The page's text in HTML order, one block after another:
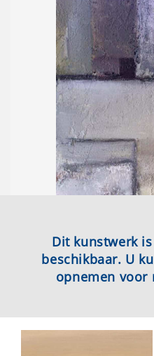
Dit kunstwerk
beschikbaar. U
opnemen